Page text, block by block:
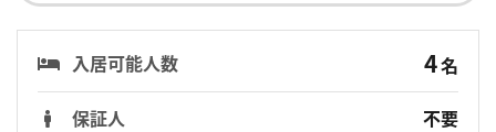
入居可能人数 4名
保証人
不要